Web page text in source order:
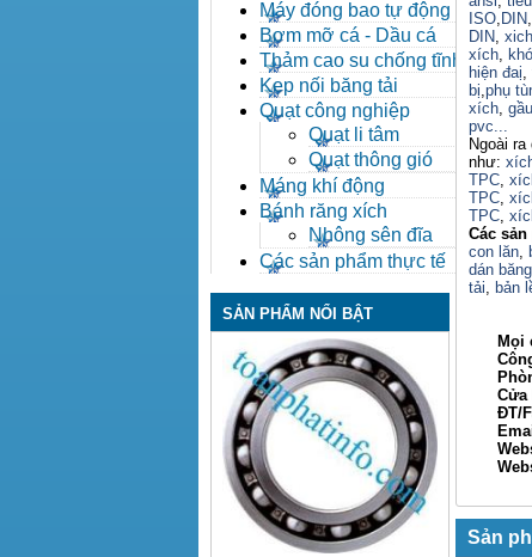
Máy đóng bao tự động
Bơm mỡ cá - Dầu cá
Thảm cao su chống tĩnh
điện
Kẹp nối băng tải
Quạt công nghiệp
Quạt li tâm
Quạt thông gió
Máng khí động
Bánh răng xích
Nhông sên đĩa
Các sản phẩm thực tế
SẢN PHẨM NỔI BẬT
ISO, DIN,
DIN,
xích,
hiện đaị,
bị,phụ
xích,
pvc...
Ngoài
như:
TPC,
TPC,
TPC,
Các
con lăn,
dán
tải, bản
Mọi
Công
Phòng
Cửa
ĐT/
Email:
Xin
Sản